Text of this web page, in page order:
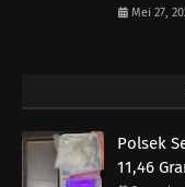
Mei 27,
Polsek
11,46